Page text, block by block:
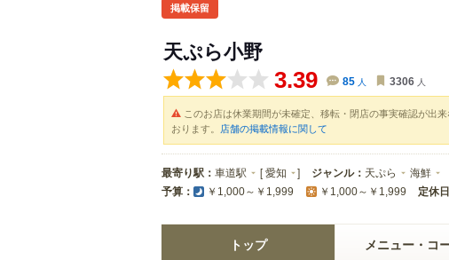
掲載保留
天ぷら小野
3.39 85 人 3306 人
このお店は休業期間が未確定、移転・閉店の事実確認が出
おります。 店舗の掲載情報に関して
最寄り駅： 車道駅 [愛知 ] ジャンル： 天ぷら 海鮮
予算： ￥1,000～￥1,999 ￥1,000～￥1,999 定休日
トップ メニュー・コ